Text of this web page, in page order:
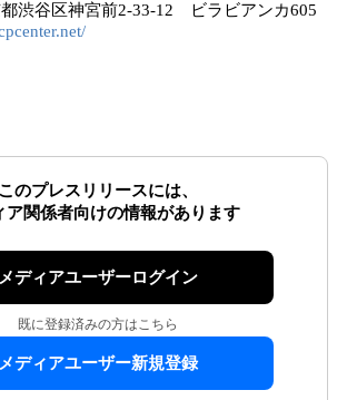
渋谷区神宮前2-33-12 ビラビアンカ605
このプレスリリースには、
ア関係者向けの情報があります
メディアユーザーログイン
既に登録済みの方はこちら
メディアユーザー新規登録